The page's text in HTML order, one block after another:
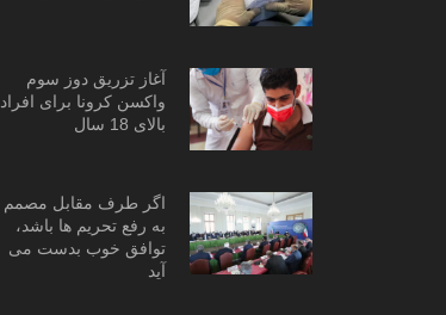
آغاز تزریق دوز سوم
واکسن کرونا برای افراد
بالای 18 سال
اگر طرف مقابل مصمم
به رفع تحریم ها باشد،
توافق خوب بدست می
آید